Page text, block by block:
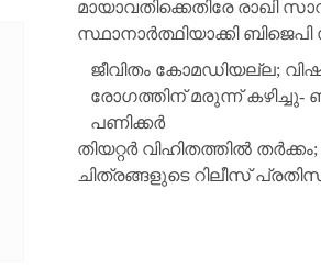
മായാവതിക്കെതിരേ രാഖി
സ്ഥാനാര്‍ത്ഥിയാക്കി
ജീവിതം കോമഡിയല്ല;
രോഗത്തിന് മരുന്ന് കഴിച്ചു-
പണിക്കര്‍
തിയറ്റര്‍ വിഹിതത്തില്‍ തര്‍ക്കം;
ചിത്രങ്ങളുടെ റിലീസ്